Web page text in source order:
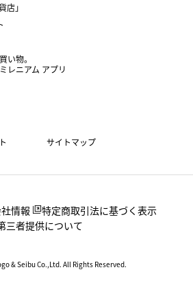
店」
い物。
レニアム アプリ
サイトマップ
情報
特定商取引法に基づく表示
三者提供について
& Seibu Co.,Ltd. All Rights Reserved.